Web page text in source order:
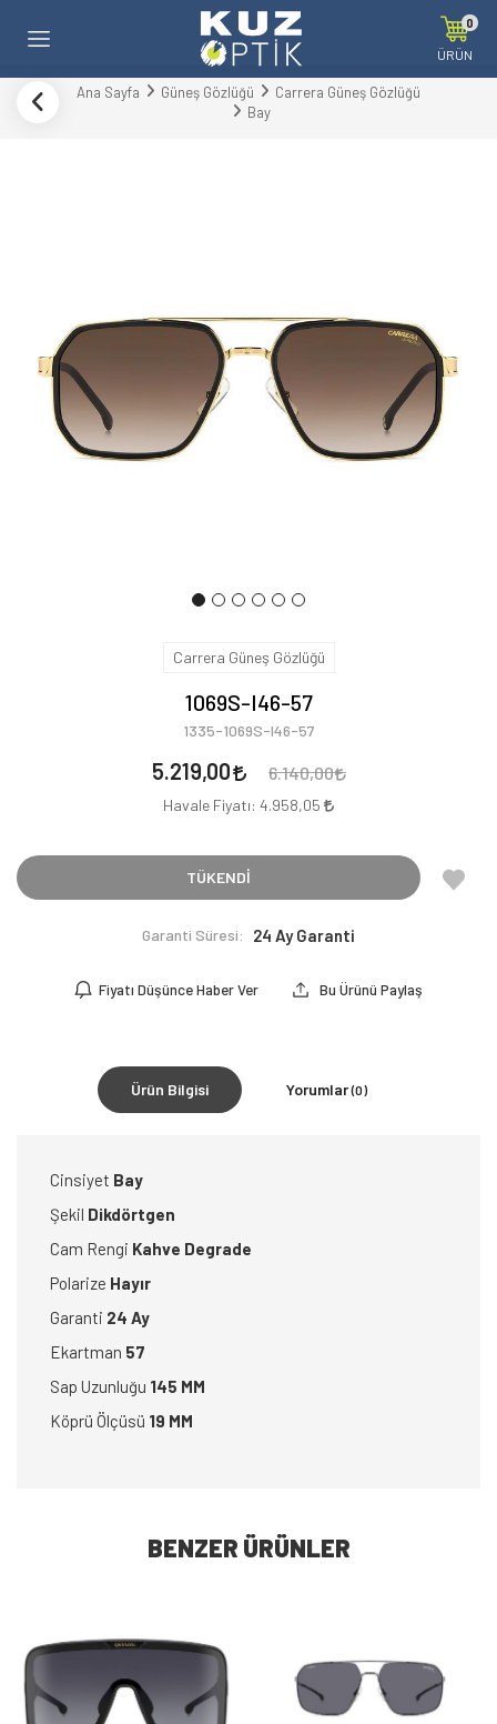
0
ÜRÜN
Ana Sayfa Güneş Gözlüğü
Carrera Güneş Gözlüğü
Bay
Carrera Güneş Gözlüğü
1069S-I46-57
1335-1069S-I46-57
5.219,00 6.140,00
Havale Fiyatı: 4.958,05
TÜKENDİ
Garanti Süresi: 24 Ay Garanti
Fiyatı Düşünce Haber Ver Bu Ürünü Paylaş
Ürün Bilgisi Yorumlar(0)
Cinsiyet Bay
Şekil Dikdörtgen
Cam Rengi Kahve Degrade
Polarize Hayır
Garanti 24 Ay
Ekartman 57
Sap Uzunluğu 145 MM
Köprü Ölçüsü 19 MM
BENZER ÜRÜNLER